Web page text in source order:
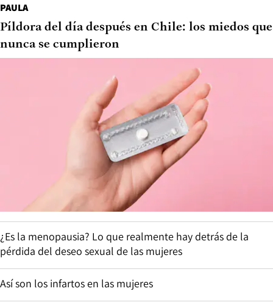
PAULA
Píldora del día después en Chile: los miedos que
nunca se cumplieron
¿Es la menopausia? Lo que realmente hay detrás de la
pérdida del deseo sexual de las mujeres
Así son los infartos en las mujeres